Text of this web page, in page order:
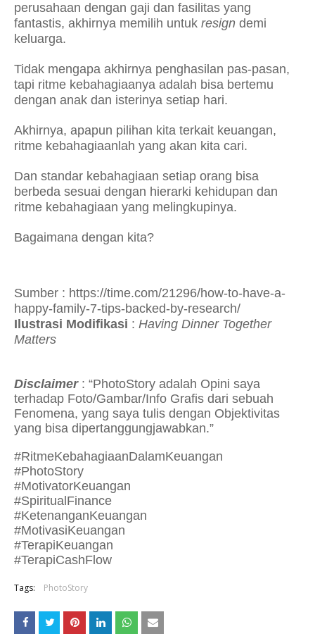
perusahaan dengan gaji dan fasilitas yang
fantastis, akhirnya memilih untuk resign demi
keluarga.
Tidak mengapa akhirnya penghasilan pas-pasan,
tapi ritme kebahagiaanya adalah bisa bertemu
dengan anak dan isterinya setiap hari.
Akhirnya, apapun pilihan kita terkait keuangan,
ritme kebahagiaanlah yang akan kita cari.
Dan standar kebahagiaan setiap orang bisa
berbeda sesuai dengan hierarki kehidupan dan
ritme kebahagiaan yang melingkupinya.
Bagaimana dengan kita?
Sumber : https://time.com/21296/how-to-have-a-
happy-family-7-tips-backed-by-research/
Ilustrasi Modifikasi : Having Dinner Together
Matters
Disclaimer: “PhotoStory adalah Opini saya
terhadap Foto/Gambar/Info Grafis dari sebuah
Fenomena, yang saya tulis dengan Objektivitas
yang bisa dipertanggungjawabkan.”
#RitmeKebahagiaanDalamKeuangan
#PhotoStory
#MotivatorKeuangan
#SpiritualFinance
#KetenanganKeuangan
#MotivasiKeuangan
#TerapiKeuangan
#TerapiCashFlow
Tags: PhotoStory